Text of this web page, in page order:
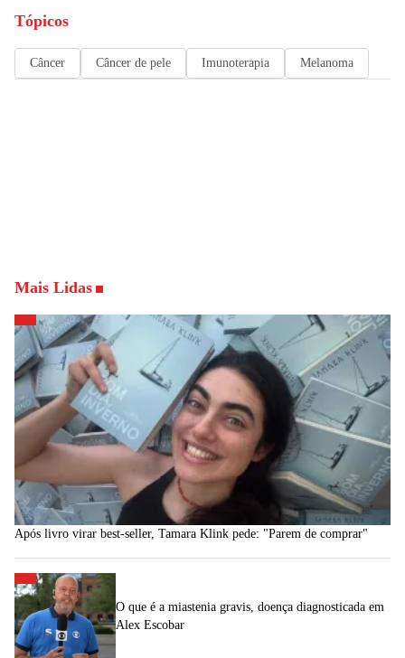
Tópicos
Câncer Câncer de pele Imunoterapia Melanoma
Mais Lidas
Após livro virar best-seller, Tamara Klink pede: "Parem de comprar"
O que é a miastenia gravis, doença diagnosticada em
Alex Escobar